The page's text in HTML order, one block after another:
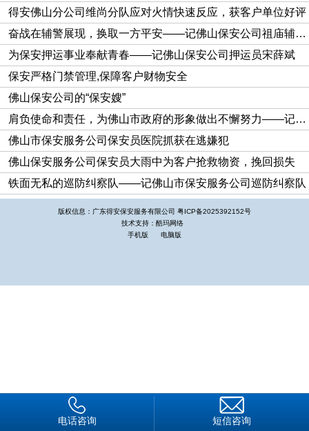
市160多家机关和企事业单位。他热爱保安工作，敢于担当责
任，团结关心队员，用忠诚和爱谱写了闪光的人生华章。2012
年，他被广东省公安厅、团省委、省总工会授予“全省优秀保安
员”光荣称号。
投身保安事业认真履行职责
今年是吴自国加入保安队伍的第16个年头，平日里他是个
大忙人，除了公司的日常管理工作之外，与客户单位的沟通、协
调，处理各种繁琐事和突发事件占去了他大部分的时间。他电话
不断，工作地点随时都在发生变化，在他的日历中，没有星期天
和节假日，一年365天总是像个陀螺一样高速运转。
参加工作以来，他十六年如一日，将一腔热血与青春献给了
保安事业，成为促进公司发展的中流砥柱。参加保安工作以来，
他从没休过—个完整的假期，带病坚持工作，经常几天几夜不休
广东华丰纸业有限责任公司是佛山市一家大型外资企业，这
里也是他从事保安工作的起点。当时月工资低，而且他的孩子还
得安佛山分公司维尚分队应对火情快速反应，获客户单位好评
奋战在辅警展现，换取一方平安——记佛山保安公司祖庙辅警中队治安巡防员邹睿
为保安押运事业奉献青春——记佛山保安公司押运员宋薛斌
保安严格门禁管理,保障客户财物安全
佛山保安公司的“保安嫂”
肩负使命和责任，为佛山市政府的形象做出不懈努力——记佛山保安服务公司驻佛山市政府保安队
佛山市保安服务公司保安员医院抓获在逃嫌犯
佛山保安服务公司保安员大雨中为客户抢救物资，挽回损失
铁面无私的巡防纠察队——记佛山市保安服务公司巡防纠察队
版权信息：广东得安保安服务有限公司 粤ICP备2025392152号
技术支持：酷玛网络
手机版
电脑版
电话咨询 短信咨询